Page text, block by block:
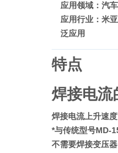
激光焊接深度：
定位精度：30mm
快进速度：
焦斑直径：20mm
激光焊接深度：
连击时激光焊接
最大平均功率：
工作电压：200V
用途：应用领域
应用领域：汽
应用行业：米
泛应用
特点
焊接电流
焊接电流上升速
*与传统型号MD-
不需要焊接变压器